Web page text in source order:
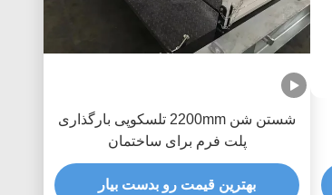
شستن شن 2200mm تلسکوپی بارگذاری
پلت فرم برای ساختمان
بهترین قیمت رو بدست بیار